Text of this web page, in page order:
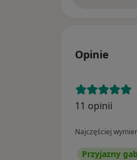
Opinie
11 opinii
Najczęściej
Przyjazny